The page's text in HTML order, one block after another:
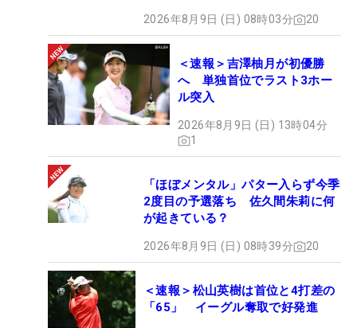
2026年8月9日 (日) 08時03分 20
＜速報＞吉澤柚月が初優勝
へ 単独首位でラスト3ホー
ル突入
2026年8月9日 (日) 13時04分
1
「ほぼメンタル」パター入らず今季
2度目の予選落ち 佐久間朱莉に何
が起きている？
2026年8月9日 (日) 08時39分 20
＜速報＞松山英樹は首位と4打差の
「65」 イーグル奪取で好発進